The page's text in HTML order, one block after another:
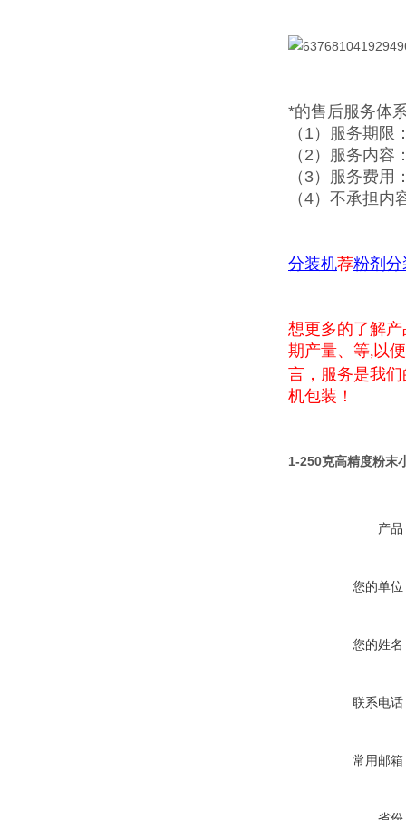
*的售后服务体
（1）服务期
（2）服务内
（3）服务费用
（4）不承担
分装机荐粉剂分
想更多的了解
期产量、等,以
言，服务是我
机包装！
1-250克高精度粉末
产品
您的单位
您的姓名
联系电话
常用邮箱